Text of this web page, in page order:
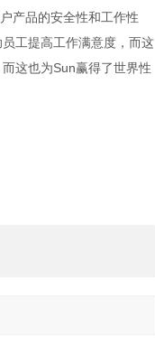
产品的安全性和工作性
工提高工作满意度，而这
这也为Sun赢得了世界性